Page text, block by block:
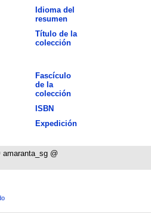
Idioma del
resumen
Título de la
colección
Fascículo
de la
colección
ISBN
Expedición
amaranta_sg @